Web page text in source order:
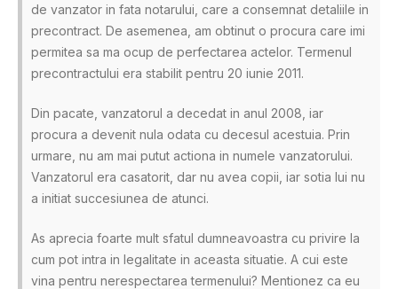
de vanzator in fata notarului, care a consemnat detaliile in
precontract. De asemenea, am obtinut o procura care imi
permitea sa ma ocup de perfectarea actelor. Termenul
precontractului era stabilit pentru 20 iunie 2011.
Din pacate, vanzatorul a decedat in anul 2008, iar
procura a devenit nula odata cu decesul acestuia. Prin
urmare, nu am mai putut actiona in numele vanzatorului.
Vanzatorul era casatorit, dar nu avea copii, iar sotia lui nu
a initiat succesiunea de atunci.
As aprecia foarte mult sfatul dumneavoastra cu privire la
cum pot intra in legalitate in aceasta situatie. A cui este
vina pentru nerespectarea termenului? Mentionez ca eu